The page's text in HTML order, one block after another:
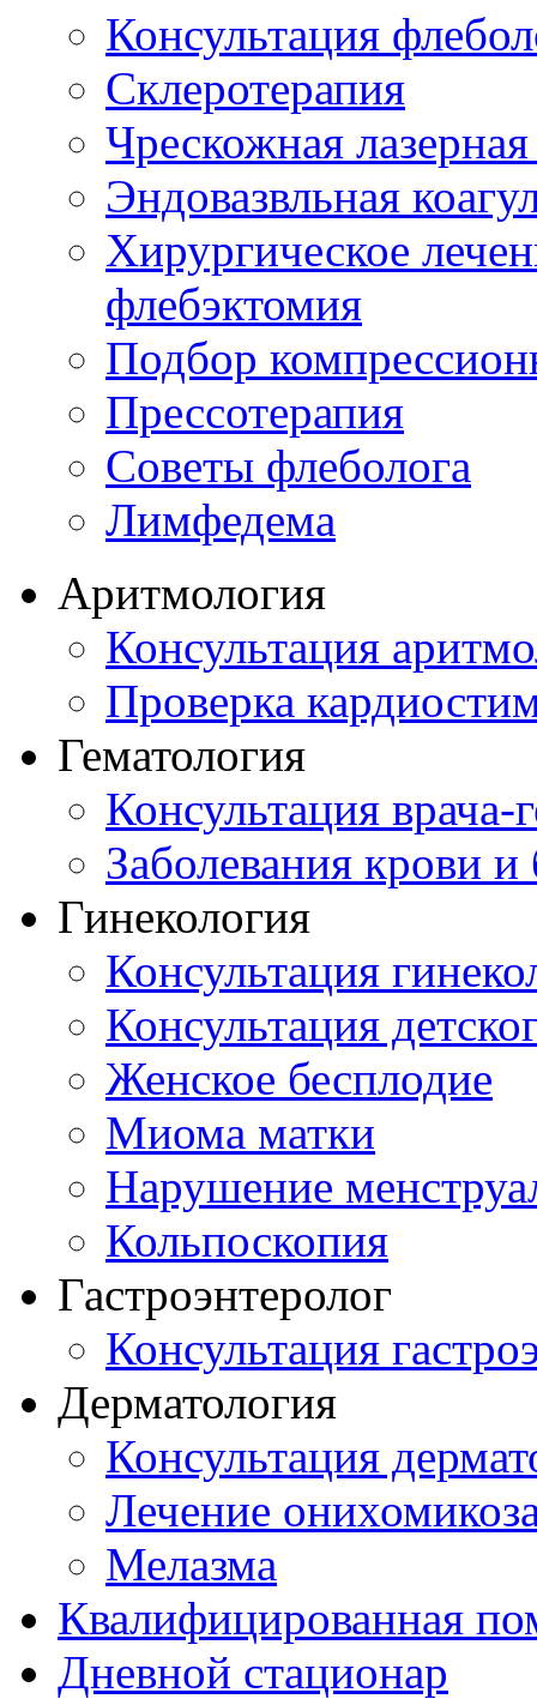
Консультация
Склеротерапия
Чрескожная
Эндовазвльная
Хирургическое
флебэктомия
Подбор
Прессотерапия
Советы флеболога
Лимфедема
Аритмология
Консультация
Проверка
Гематология
Консультация врача-
Заболевания крови и
Гинекология
Консультация
Консультация
Женское бесплодие
Миома матки
Нарушение
Кольпоскопия
Гастроэнтеролог
Консультация
Дерматология
Консультация
Лечение
Мелазма
Квалифицированная
Дневной стационар